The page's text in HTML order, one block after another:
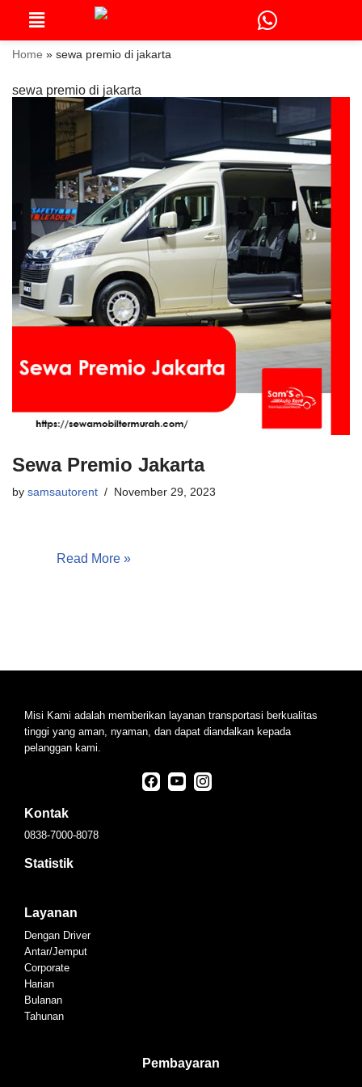
Skip
to
Home » sewa premio di jakarta
sewa premio di jakarta
Sewa Premio Jakarta
by samsautorent November 29, 2023
Read More »
Misi Kami adalah memberikan layanan transportasi berkualitas
tinggi yang aman, nyaman, dan dapat diandalkan kepada
pelanggan kami.
Kontak
0838-7000-8078
Statistik
Layanan
Dengan Driver
Antar/Jemput
Corporate
Harian
Bulanan
Tahunan
Pembayaran